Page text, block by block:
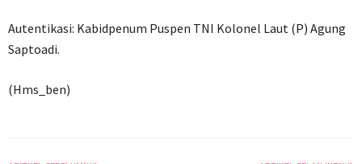
Autentikasi: Kabidpenum Puspen TNI Kolonel Laut (P) Agung
Saptoadi.
(Hms_ben)